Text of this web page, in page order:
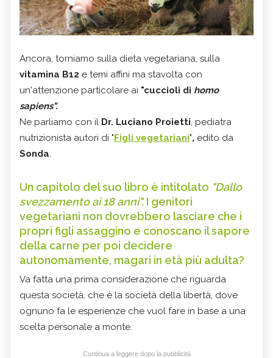
Ancora, torniamo sulla dieta vegetariana, sulla
vitamina B12 e temi affini ma stavolta con
un'attenzione particolare ai "cuccioli di homo
sapiens".
Ne parliamo con il Dr. Luciano Proietti, pediatra
nutrizionista autori di "Figli vegetariani", edito da
Sonda.
Un capitolo del suo libro è intitolato "Dallo
svezzamento ai 18 anni".I genitori
vegetariani non dovrebbero lasciare che i
propri figli assaggino e conoscano il sapore
della carne per poi decidere
autonomamente, magari in età più adulta?
Va fatta una prima considerazione che riguarda
questa società, che è la società della libertà, dove
ognuno fa le esperienze che vuol fare in base a una
scelta personale a monte.
Continua a leggere dopo la pubblicità